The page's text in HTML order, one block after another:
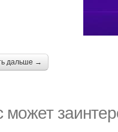
дальше →
может